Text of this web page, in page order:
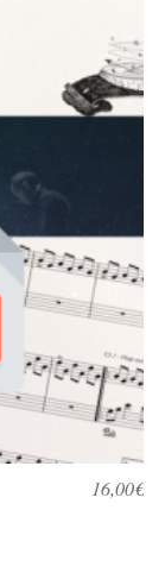
16,00€